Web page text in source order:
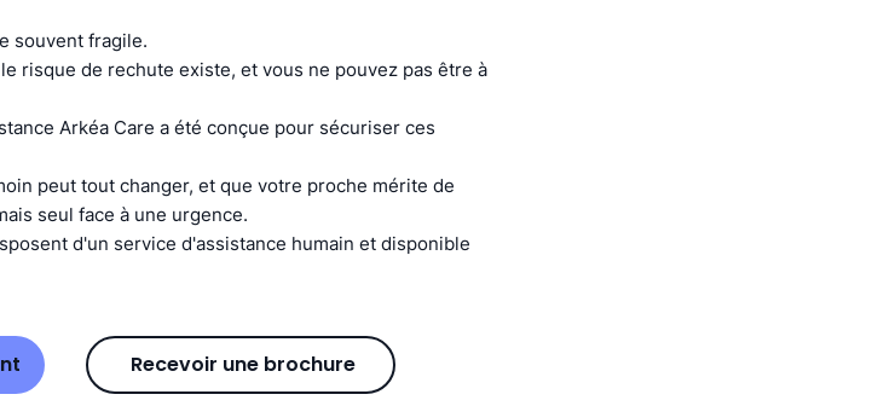
souvent fragile.
risque de rechute existe, et vous ne pouvez pas être à
Arkéa Care a été conçue pour sécuriser ces
peut tout changer, et que votre proche mérite de
seul face à une urgence.
d'un service d'assistance humain et disponible
Recevoir une brochure